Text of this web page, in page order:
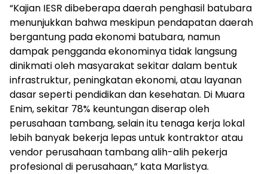
“Kajian IESR dibeberapa daerah penghasil batubara
menunjukkan bahwa meskipun pendapatan daerah
bergantung pada ekonomi batubara, namun
dampak pengganda ekonominya tidak langsung
dinikmati oleh masyarakat sekitar dalam bentuk
infrastruktur, peningkatan ekonomi, atau layanan
dasar seperti pendidikan dan kesehatan. Di Muara
Enim, sekitar 78% keuntungan diserap oleh
perusahaan tambang, selain itu tenaga kerja lokal
lebih banyak bekerja lepas untuk kontraktor atau
vendor perusahaan tambang alih-alih pekerja
profesional di perusahaan,” kata Marlistya.